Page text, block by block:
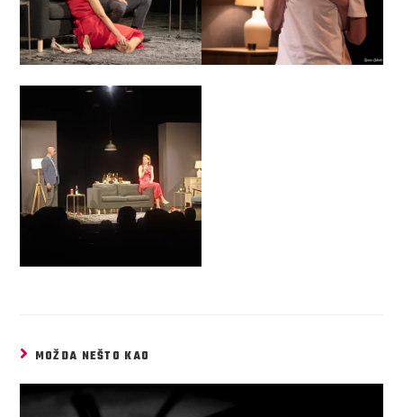
MOŽDA NEŠTO KAO